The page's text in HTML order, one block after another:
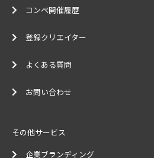
コンペ開催履歴
登録クリエイター
よくある質問
お問い合わせ
その他サービス
企業ブランディング